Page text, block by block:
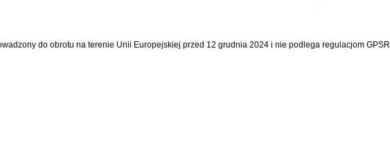
do obrotu na terenie Unii Europejskiej przed 12 grudnia 2024 i nie podlega regulacjom GPSR